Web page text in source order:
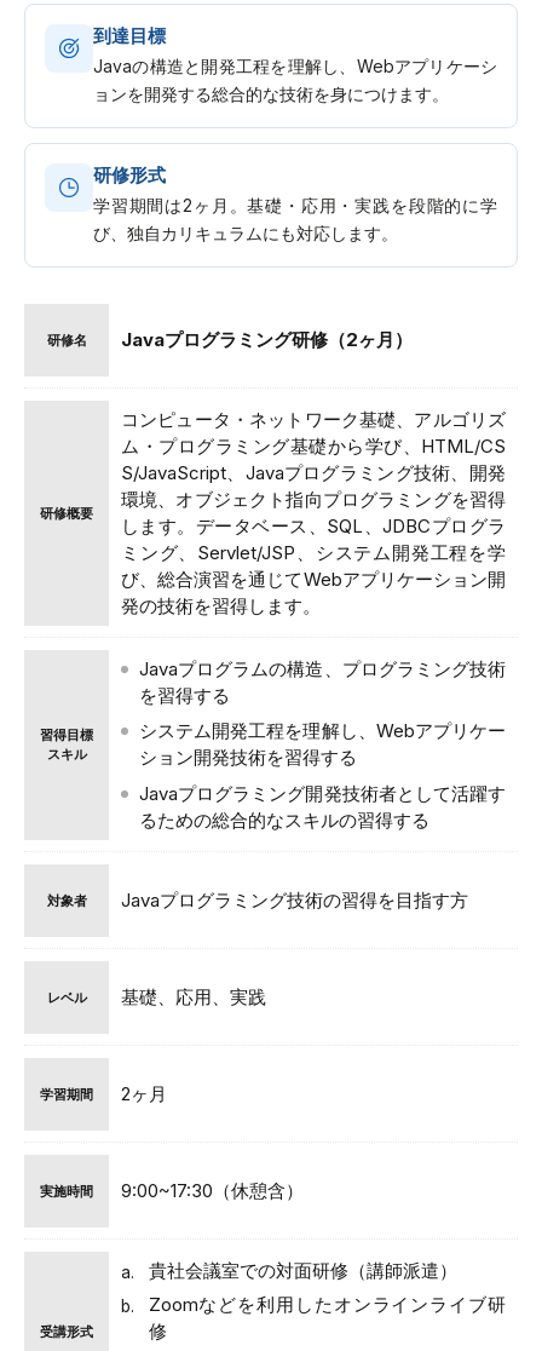
到達目標
Javaの構造と開発工程を理解し、Webアプリケーシ
ョンを開発する総合的な技術を身につけます。
研修形式
学習期間は2ヶ月。基礎・応用・実践を段階的に学
び、独自カリキュラムにも対応します。
研修名 Javaプログラミング研修（2ヶ月）
研修概要
コンピュータ・ネットワーク基礎、アルゴリズ
ム・プログラミング基礎から学び、HTML/CS
S/JavaScript、Javaプログラミング技術、開発
環境、オブジェクト指向プログラミングを習得
します。データベース、SQL、JDBCプログラ
ミング、Servlet/JSP、システム開発工程を学
び、総合演習を通じてWebアプリケーション開
発の技術を習得します。
習得目標
スキル
Javaプログラムの構造、プログラミング技術
を習得する
システム開発工程を理解し、Webアプリケー
ション開発技術を習得する
Javaプログラミング開発技術者として活躍す
るための総合的なスキルの習得する
対象者 Javaプログラミング技術の習得を目指す方
レベル 基礎、応用、実践
学習期間 2ヶ月
実施時間 9:00~17:30（休憩含）
受講形式
貴社会議室での対面研修（講師派遣）
Zoomなどを利用したオンラインライブ研
修